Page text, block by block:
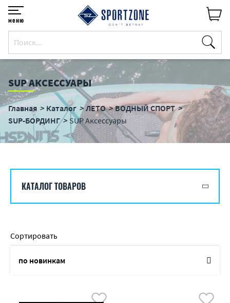
меню
SUP АКСЕССУАРЫ
Главная Каталог ЛЕТО
ВОДНЫЙ СПОРТ
SUP-БОРДИНГ
SUP Аксессуары
КАТАЛОГ ТОВАРОВ
Сортировать
по новинкам
от дешевых к дорогим